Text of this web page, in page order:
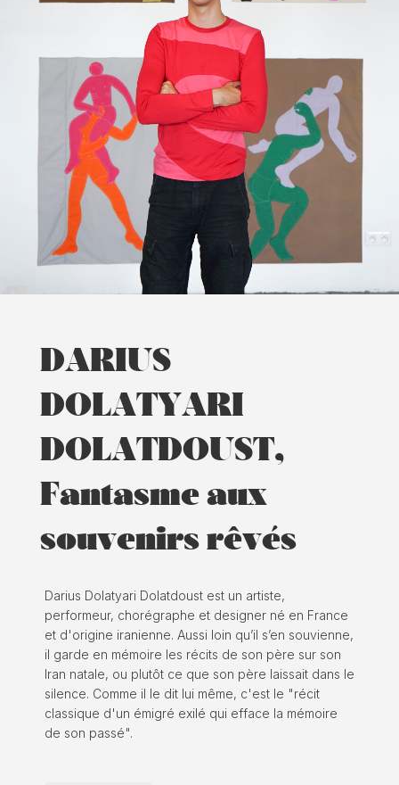
DARIUS
DOLATYARI
DOLATDOUST,
Fantasme aux
souvenirs rêvés
Darius Dolatyari Dolatdoust est un artiste,
performeur, chorégraphe et designer né en France
et d'origine iranienne. Aussi loin qu’il s’en souvienne,
il garde en mémoire les récits de son père sur son
Iran natale, ou plutôt ce que son père laissait dans le
silence. Comme il le dit lui même, c'est le "récit
classique d'un émigré exilé qui efface la mémoire
de son passé".